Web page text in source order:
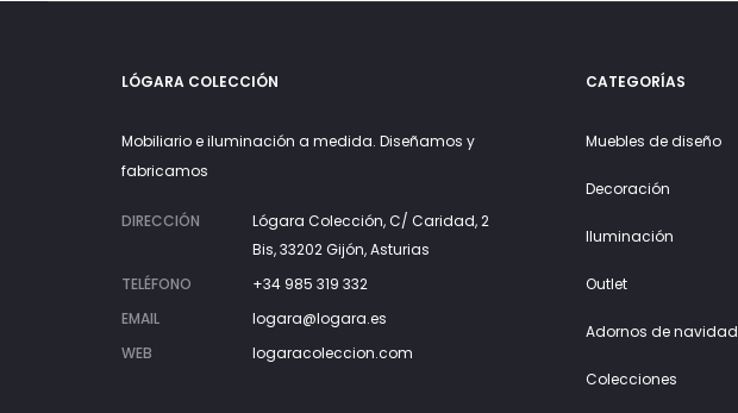
LÓGARA COLECCIÓN
Mobiliario e iluminación a medida. Diseñamos y
fabricamos
DIRECCIÓN
Lógara Colección, C/ Caridad, 2
Bis, 33202 Gijón, Asturias
TELÉFONO
+34 985 319 332
EMAIL
logara@logara.es
WEB
logaracoleccion.com
CATEGORÍAS
Muebles de diseño
Decoración
Iluminación
Outlet
Adornos de navidad
Colecciones